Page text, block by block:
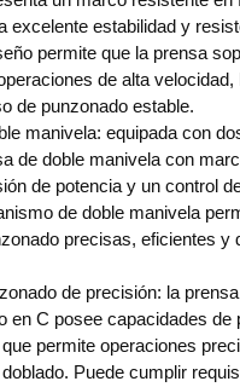
excelente estabilidad y
permite que la prensa
de alta velocidad,
de punzonado estable.
manivela: equipada con
de doble manivela con
de potencia y un control
de doble manivela
precisas, eficientes y
de precisión: la
en C posee capacidades de
permite operaciones
Puede cumplir